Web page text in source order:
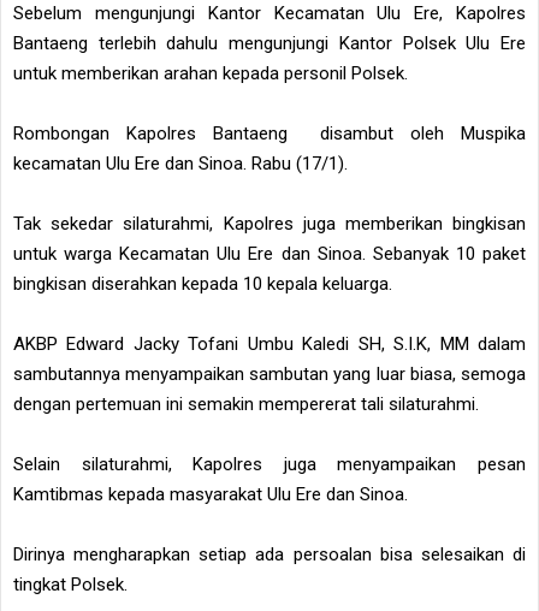
Sebelum mengunjungi Kantor Kecamatan Ulu Ere, Kapolres
Bantaeng terlebih dahulu mengunjungi Kantor Polsek Ulu Ere
untuk memberikan arahan kepada personil Polsek.
Rombongan Kapolres Bantaeng disambut oleh Muspika
kecamatan Ulu Ere dan Sinoa. Rabu (17/1).
Tak sekedar silaturahmi, Kapolres juga memberikan bingkisan
untuk warga Kecamatan Ulu Ere dan Sinoa. Sebanyak 10 paket
bingkisan diserahkan kepada 10 kepala keluarga.
AKBP Edward Jacky Tofani Umbu Kaledi SH, S.I.K, MM dalam
sambutannya menyampaikan sambutan yang luar biasa, semoga
dengan pertemuan ini semakin mempererat tali silaturahmi.
Selain silaturahmi, Kapolres juga menyampaikan pesan
Kamtibmas kepada masyarakat Ulu Ere dan Sinoa.
Dirinya mengharapkan setiap ada persoalan bisa selesaikan di
tingkat Polsek.